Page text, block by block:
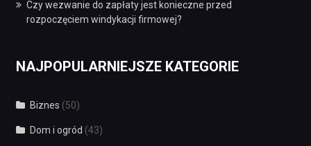
Czy wezwanie do zapłaty jest konieczne przed
rozpoczęciem windykacji firmowej?
NAJPOPULARNIEJSZE KATEGORIE
Biznes (50)
Dom i ogród (43)